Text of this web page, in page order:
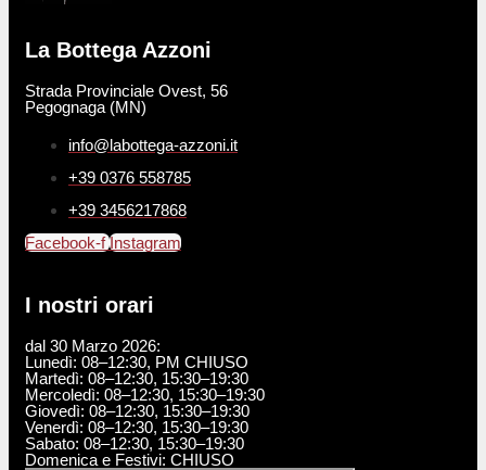
La Bottega Azzoni
Strada Provinciale Ovest, 56
Pegognaga (MN)
info@labottega-azzoni.it
+39 0376 558785
+39 3456217868
Facebook-f Instagram
I nostri orari
dal 30 Marzo 2026:
Lunedì: 08–12:30, PM CHIUSO
Martedì: 08–12:30, 15:30–19:30
Mercoledì: 08–12:30, 15:30–19:30
Giovedì: 08–12:30, 15:30–19:30
Venerdì: 08–12:30, 15:30–19:30
Sabato: 08–12:30, 15:30–19:30
Domenica e Festivi: CHIUSO